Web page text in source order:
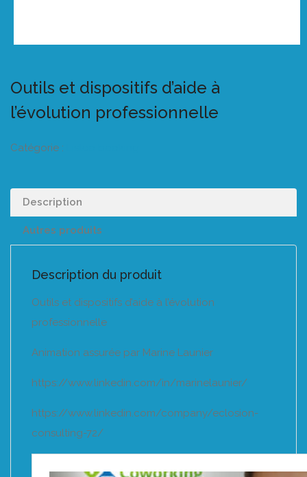
Outils et dispositifs d’aide à
l’évolution professionnelle
Catégorie :
Description
Autres produits
Description du produit
Outils et dispositifs d’aide à l’évolution
professionnelle
Animation assurée par Marine Launier
https://www.linkedin.com/in/marinelaunier/
https://www.linkedin.com/company/eclosion-
consulting-72/